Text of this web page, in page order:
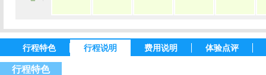
行程特色 行程说明 费用说明 体验点评
行程特色